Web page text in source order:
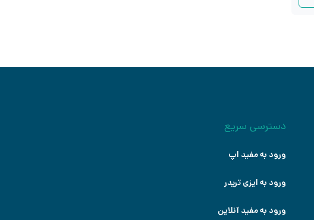
دسترسی سریع
ورود به مفید اپ
ورود به ایزی تریدر
ورود به مفید آنلاین